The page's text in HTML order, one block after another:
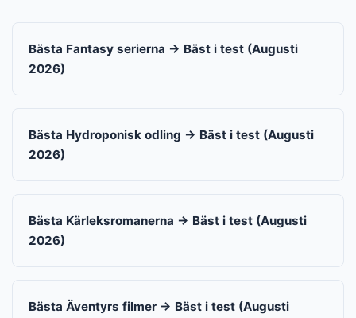
Bästa Fantasy serierna → Bäst i test (Augusti
2026)
Bästa Hydroponisk odling → Bäst i test (Augusti
2026)
Bästa Kärleksromanerna → Bäst i test (Augusti
2026)
Bästa Äventyrs filmer → Bäst i test (Augusti